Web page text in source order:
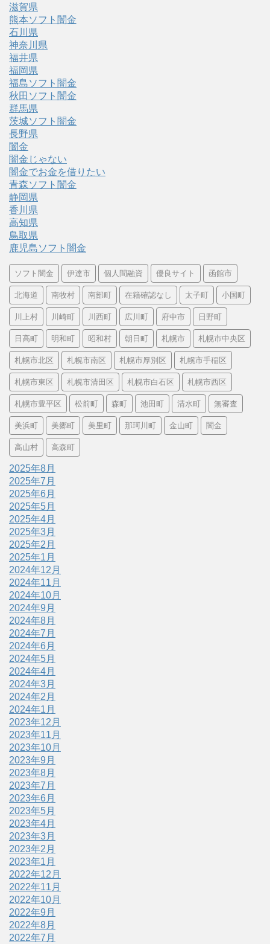
滋賀県
熊本ソフト闇金
石川県
神奈川県
福井県
福岡県
福島ソフト闇金
秋田ソフト闇金
群馬県
茨城ソフト闇金
長野県
闇金
闇金じゃない
闇金でお金を借りたい
青森ソフト闇金
静岡県
香川県
高知県
鳥取県
鹿児島ソフト闇金
ソフト闇金 伊達市 個人間融資 優良サイト 函館市
北海道 南牧村 南部町 在籍確認なし 太子町 小国町
川上村 川崎町 川西町 広川町 府中市 日野町
日高町 明和町 昭和村 朝日町 札幌市 札幌市中央区
札幌市北区 札幌市南区 札幌市厚別区 札幌市手稲区
札幌市東区 札幌市清田区 札幌市白石区 札幌市西区
札幌市豊平区 松前町 森町 池田町 清水町 無審査
美浜町 美郷町 美里町 那珂川町 金山町 闇金
高山村 高森町
2025年8月
2025年7月
2025年6月
2025年5月
2025年4月
2025年3月
2025年2月
2025年1月
2024年12月
2024年11月
2024年10月
2024年9月
2024年8月
2024年7月
2024年6月
2024年5月
2024年4月
2024年3月
2024年2月
2024年1月
2023年12月
2023年11月
2023年10月
2023年9月
2023年8月
2023年7月
2023年6月
2023年5月
2023年4月
2023年3月
2023年2月
2023年1月
2022年12月
2022年11月
2022年10月
2022年9月
2022年8月
2022年7月